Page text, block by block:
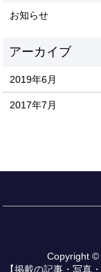
お知らせ
2019年6月
2017年7月
Copyright ©
【掲載の記事・写真